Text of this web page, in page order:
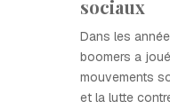
sociaux
Dans les
boomers a
mouvements
et la lutte